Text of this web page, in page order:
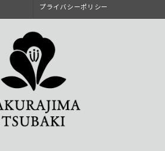
プライバシーポリシー